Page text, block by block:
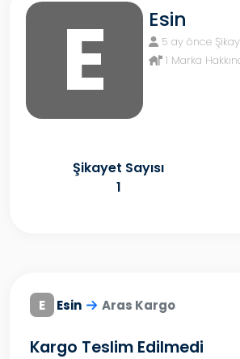
E Esin
5 ay önce
1 Marka
Şikayet Sayısı
1
E Esin Aras Kargo
Kargo Teslim Edilmedi